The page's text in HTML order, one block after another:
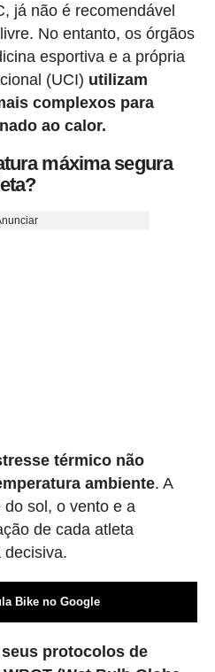
já não é recomendável
No entanto, os órgãos
esportiva e a própria
(UCI) utilizam
complexos para
ao calor.
máxima segura
térmico não
ambiente. A
sol, o vento e a
de cada atleta
decisiva.
Bike no Google
seus protocolos de